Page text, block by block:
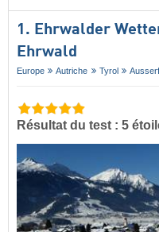
1. Ehrwalder
Ehrwald
Europe Autriche Tyrol
Résultat du test : 5